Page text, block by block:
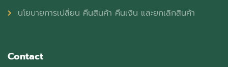
นโยบายการเปลี่ยน คืนสินค้า คืนเงิน และยกเลิกสินค้า
Contact